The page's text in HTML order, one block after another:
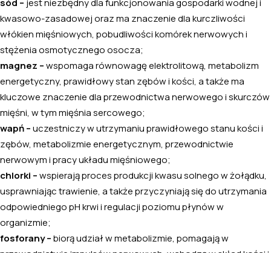
sód – jest niezbędny dla funkcjonowania gospodarki wodnej i
kwasowo-zasadowej oraz ma znaczenie dla kurczliwości
włókien mięśniowych, pobudliwości komórek nerwowych i
stężenia osmotycznego osocza;
magnez – wspomaga równowagę elektrolitową, metabolizm
energetyczny, prawidłowy stan zębów i kości, a także ma
kluczowe znaczenie dla przewodnictwa nerwowego i skurczów
mięśni, w tym mięśnia sercowego;
wapń – uczestniczy w utrzymaniu prawidłowego stanu kości i
zębów, metabolizmie energetycznym, przewodnictwie
nerwowym i pracy układu mięśniowego;
chlorki – wspierają proces produkcji kwasu solnego w żołądku,
usprawniając trawienie, a także przyczyniają się do utrzymania
odpowiedniego pH krwi i regulacji poziomu płynów w
organizmie;
fosforany – biorą udział w metabolizmie, pomagają w